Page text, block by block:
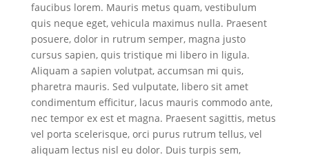
faucibus lorem. Mauris metus quam, vestibulum
quis neque eget, vehicula maximus nulla. Praesent
posuere, dolor in rutrum semper, magna justo
cursus sapien, quis tristique mi libero in ligula.
Aliquam a sapien volutpat, accumsan mi quis,
pharetra mauris. Sed vulputate, libero sit amet
condimentum efficitur, lacus mauris commodo ante,
nec tempor ex est et magna. Praesent sagittis, metus
vel porta scelerisque, orci purus rutrum tellus, vel
aliquam lectus nisl eu dolor. Duis turpis sem,